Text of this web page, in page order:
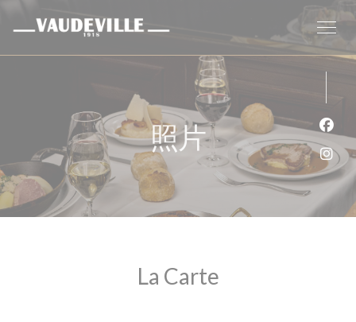
照片
La Carte